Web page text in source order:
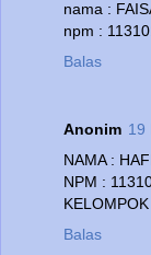
nama :
npm :
Balas
Anonim 19
NAMA :
NPM :
KELOMPOK
Balas